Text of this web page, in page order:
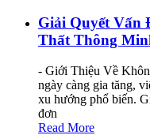
Giải Quyết Vấn
Thất Thông
- Giới Thiệu Về
ngày càng gia tăng,
xu hướng phổ biến.
đơn
Read More